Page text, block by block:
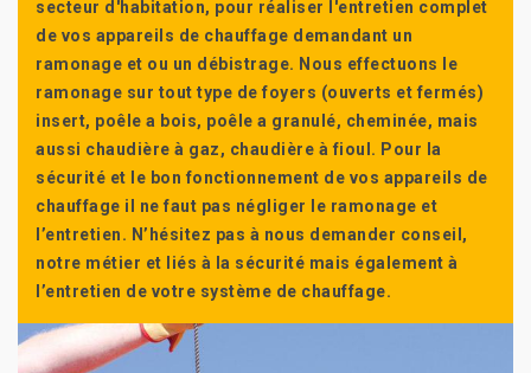
secteur d'habitation, pour réaliser l'entretien complet
de vos appareils de chauffage demandant un
ramonage et ou un débistrage. Nous effectuons le
ramonage sur tout type de foyers (ouverts et fermés)
insert, poêle a bois, poêle a granulé, cheminée, mais
aussi chaudière à gaz, chaudière à fioul. Pour la
sécurité et le bon fonctionnement de vos appareils de
chauffage il ne faut pas négliger le ramonage et
l’entretien. N’hésitez pas à nous demander conseil,
notre métier et liés à la sécurité mais également à
l’entretien de votre système de chauffage.